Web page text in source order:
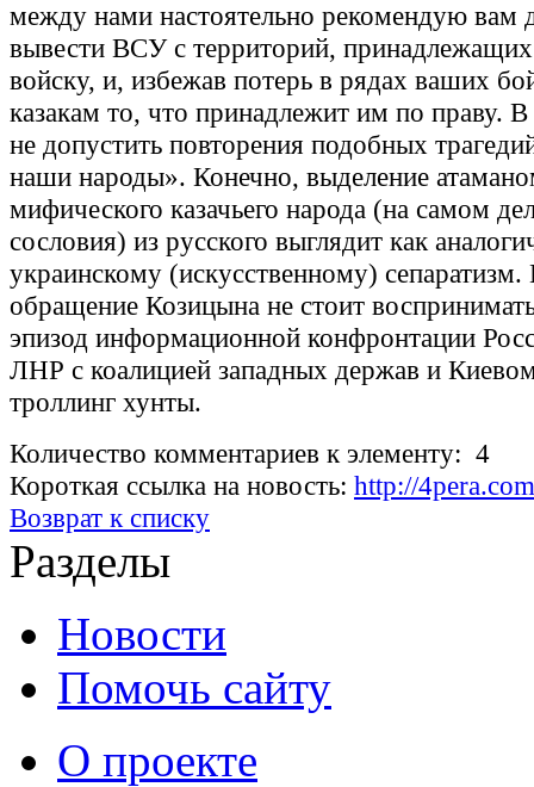
между нами настоятельно рекомендую вам
вывести ВСУ с территорий,
войску, и, избежав потерь в рядах ваших
казакам то, что принадлежит им по праву.
не допустить повторения подобных
наши народы». Конечно, выделение
мифического казачьего народа (на самом
сословия) из русского выглядит как
украинскому (искусственному)
обращение Козицына не стоит
эпизод информационной конфронтации
ЛНР с коалицией западных держав и
троллинг хунты.
Количество комментариев к элементу: 4
Короткая ссылка на новость: http://
Возврат к списку
Разделы
Новости
Помочь сайту
О проекте